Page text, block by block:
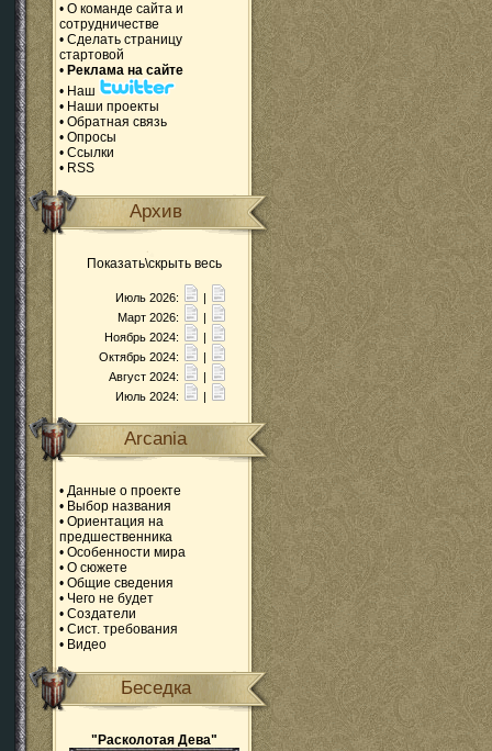
• О команде сайта и
сотрудничестве
• Сделать страницу
стартовой
• Реклама на сайте
• Наш
• Наши проекты
• Обратная связь
• Опросы
• Ссылки
• RSS
Архив
Показать\скрыть весь
Июль 2026:
|
Март 2026:
|
Ноябрь 2024:
|
Октябрь 2024:
|
Август 2024:
|
Июль 2024:
|
Arcania
• Данные о проекте
• Выбор названия
• Ориентация на
предшественника
• Особенности мира
• О сюжете
• Общие сведения
• Чего не будет
• Создатели
• Сист. требования
• Видео
Беседка
"Расколотая Дева"